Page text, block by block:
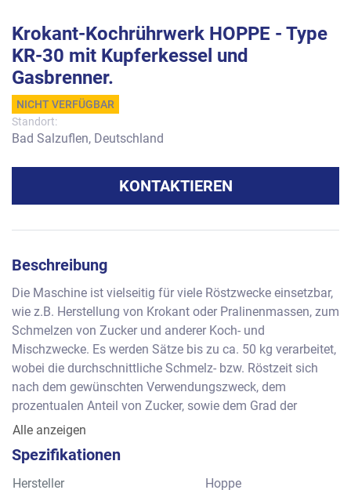
Krokant-Kochrührwerk HOPPE - Type
KR-30 mit Kupferkessel und
Gasbrenner.
NICHT VERFÜGBAR
Standort:
Bad Salzuflen, Deutschland
KONTAKTIEREN
Beschreibung
Die Maschine ist vielseitig für viele Röstzwecke einsetzbar,
wie z.B. Herstellung von Krokant oder Pralinenmassen, zum
Schmelzen von Zucker und anderer Koch- und
Mischzwecke. Es werden Sätze bis zu ca. 50 kg verarbeitet,
wobei die durchschnittliche Schmelz- bzw. Röstzeit sich
nach dem gewünschten Verwendungszweck, dem
prozentualen Anteil von Zucker, sowie dem Grad der
Röstung richtet. Der Antrieb des Rührarms mit den sich
Getriebemotor, wodurch eine gute und schonende
Umwälzung des zu röstenden Gutes gewährleistet ist. Nach
Alle anzeigen
Spezifikationen
Hersteller
Hoppe